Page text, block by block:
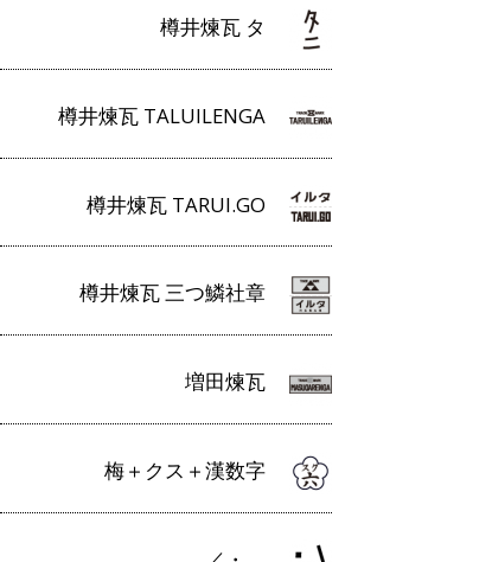
樽井煉瓦 タ
樽井煉瓦 TALUILENGA
樽井煉瓦 TARUI.GO
樽井煉瓦 三つ鱗社章
増田煉瓦
梅＋クス＋漢数字